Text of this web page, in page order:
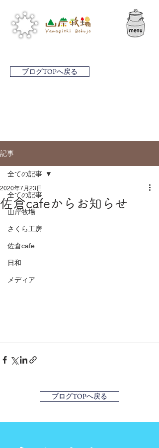
ブログTOPへ戻る
記事
全ての記事
山岸牧場
さくら工房
佐倉cafe
日和
メディア
全ての記事
佐倉cafeからお知らせ
2020年7月23日
ブログTOPへ戻る